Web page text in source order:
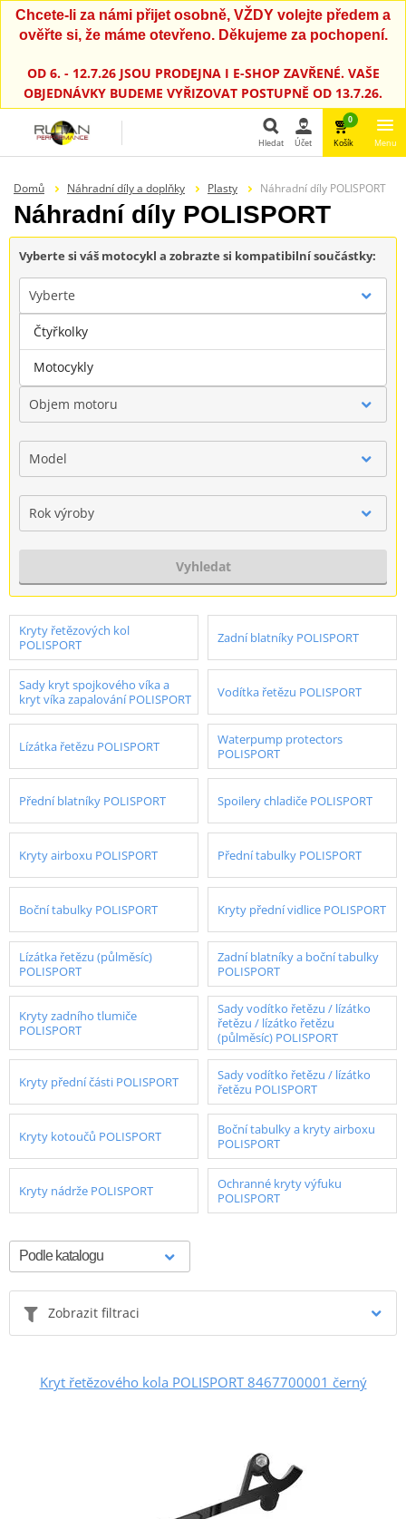
Chcete-li za námi přijet osobně, VŽDY volejte předem a
ověřte si, že máme otevřeno. Děkujeme za pochopení.
OD 6. - 12.7.26 JSOU PRODEJNA I E-SHOP ZAVŘENÉ. VAŠE
OBJEDNÁVKY BUDEME VYŘIZOVAT POSTUPNĚ OD 13.7.26.
Hledat
Hledat Účet
0
Košík Menu
Domů Náhradní díly a doplňky Plasty Náhradní díly POLISPORT
Náhradní díly POLISPORT
Vyberte si váš motocykl a zobrazte si kompatibilní součástky:
Vyberte
Značka
Objem motoru
Model
Rok výroby
Vyhledat
Kryty řetězových kol
POLISPORT
Zadní blatníky POLISPORT
Sady kryt spojkového víka a
kryt víka zapalování POLISPORT
Vodítka řetězu POLISPORT
Lízátka řetězu POLISPORT
Waterpump protectors
POLISPORT
Přední blatníky POLISPORT Spoilery chladiče POLISPORT
Kryty airboxu POLISPORT Přední tabulky POLISPORT
Boční tabulky POLISPORT Kryty přední vidlice POLISPORT
Lízátka řetězu (půlměsíc)
POLISPORT
Zadní blatníky a boční tabulky
POLISPORT
Kryty zadního tlumiče
POLISPORT
Sady vodítko řetězu / lízátko
řetězu / lízátko řetězu
(půlměsíc) POLISPORT
Kryty přední části POLISPORT
Sady vodítko řetězu / lízátko
řetězu POLISPORT
Kryty kotoučů POLISPORT
Boční tabulky a kryty airboxu
POLISPORT
Kryty nádrže POLISPORT
Ochranné kryty výfuku
POLISPORT
Zobrazit filtraci
Kryt řetězového kola POLISPORT 8467700001 černý
Čtyřkolky
Motocykly